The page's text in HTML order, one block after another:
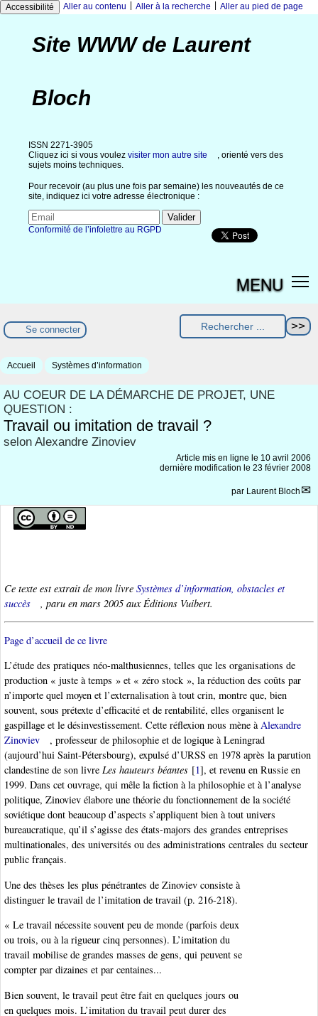
Accessibilité Aller au contenu Aller à la recherche Aller au pied de page
Site WWW de Laurent
Bloch
ISSN 2271-3905
Cliquez ici si vous voulez visiter mon autre site
, orienté vers des
sujets moins techniques.
Pour recevoir (au plus une fois par semaine) les nouveautés de ce
site, indiquez ici votre adresse électronique :
Conformité de l’infolettre au RGPD
MENU
Se connecter
Accueil Systèmes d’information
AU COEUR DE LA DÉMARCHE DE PROJET, UNE
QUESTION :
Travail ou imitation de travail ?
selon Alexandre Zinoviev
Article mis en ligne le 10 avril 2006
dernière modification le 23 février 2008
par Laurent Bloch
Ce texte est extrait de mon livre Systèmes d’information, obstacles et
succès
, paru en mars 2005 aux Éditions Vuibert.
Page d’accueil de ce livre
L’étude des pratiques néo-malthusiennes, telles que les organisations de
production « juste à temps » et « zéro stock », la réduction des coûts par
n’importe quel moyen et l’externalisation à tout crin, montre que, bien
souvent, sous prétexte d’efficacité et de rentabilité, elles organisent le
gaspillage et le désinvestissement. Cette réflexion nous mène àAlexandre
Zinoviev
, professeur de philosophie et de logique à Leningrad
(aujourd’hui Saint-Pétersbourg), expulsé d’URSS en 1978 après la parution
clandestine de son livre Les hauteurs béantes [1], et revenu en Russie en
1999. Dans cet ouvrage, qui mêle la fiction à la philosophie et à l’analyse
politique, Zinoviev élabore une théorie du fonctionnement de la société
soviétique dont beaucoup d’aspects s’appliquent bien à tout univers
bureaucratique, qu’il s’agisse des états-majors des grandes entreprises
multinationales, des universités ou des administrations centrales du secteur
public français.
Une des thèses les plus pénétrantes de Zinoviev consiste à
distinguer le travail de l’imitation de travail (p. 216-218).
« Le travail nécessite souvent peu de monde (parfois deux
ou trois, ou à la rigueur cinq personnes). L’imitation du
travail mobilise de grandes masses de gens, qui peuvent se
compter par dizaines et par centaines...
Bien souvent, le travail peut être fait en quelques jours ou
en quelques mois. L’imitation du travail peut durer des